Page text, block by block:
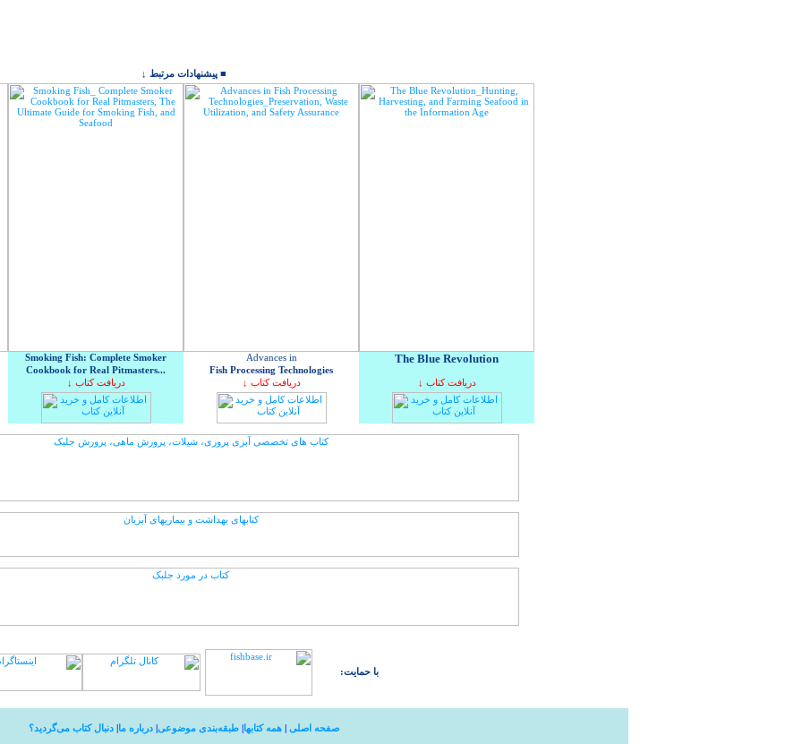
■ پیشنهادات مرتبط ↓
Smoking Fish: Complete Smoker
Cookbook for Real Pitmasters...
↓ دریافت کتاب
Advances in
Fish Processing Technologies
↓ دریافت کتاب
The Blue Revolution
↓ دریافت کتاب
با حمایت:
صفحه اصلی | همه کتابها| طبقه‌بندی موضوعی| درباره ما| دنبال کتاب می‌گردید؟